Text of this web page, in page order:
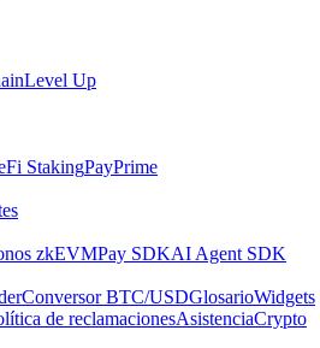
Level Up
StakingPayPrime
zkEVMPay SDKAI Agent SDK
Conversor BTC/USDGlosarioWidgets
de reclamacionesAsistenciaCrypto